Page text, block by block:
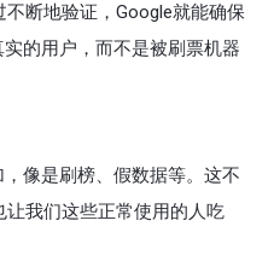
断地验证，Google就能确保
的用户，而不是被刷票机器
像是刷榜、假数据等。这不
我们这些正常使用的人吃